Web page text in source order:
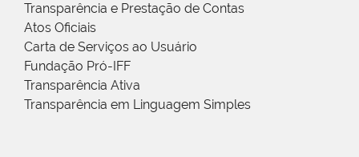
Transparência e Prestação de Contas
Atos Oficiais
Carta de Serviços ao Usuário
Fundação Pró-IFF
Transparência Ativa
Transparência em Linguagem Simples